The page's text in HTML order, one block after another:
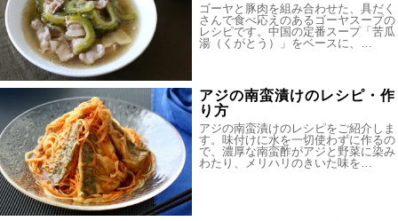
ゴーヤと豚肉を組み合わせた、具だく
さんで食べ応えのあるゴーヤスープの
レシピです。中国の定番スープ「苦瓜
湯（くがとう）」をベースに、…
アジの南蛮漬けのレシピ・作
り方
アジの南蛮漬けのレシピをご紹介しま
す。味付けに水を一切使わずに作るの
で、濃厚な南蛮酢がアジと野菜に染み
わたり、メリハリのきいた味を…